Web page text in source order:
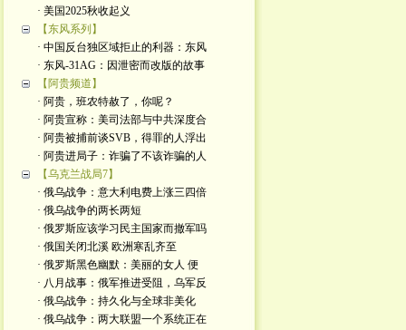
· 美国2025秋收起义
【东风系列】
· 中国反台独区域拒止的利器：东风
· 东风-31AG：因泄密而改版的故事
【阿贵频道】
· 阿贵，班农特赦了，你呢？
· 阿贵宣称：美司法部与中共深度合
· 阿贵被捕前谈SVB，得罪的人浮出
· 阿贵进局子：诈骗了不该诈骗的人
【乌克兰战局7】
· 俄乌战争：意大利电费上涨三四倍
· 俄乌战争的两长两短
· 俄罗斯应该学习民主国家而撤军吗
· 俄国关闭北溪 欧洲寒乱齐至
· 俄罗斯黑色幽默：美丽的女人 便
· 八月战事：俄军推进受阻，乌军反
· 俄乌战争：持久化与全球非美化
· 俄乌战争：两大联盟一个系统正在